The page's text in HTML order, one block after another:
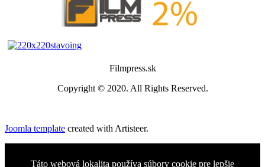
Filmpress.sk
Copyright © 2020. All Rights Reserved.
Joomla template created with Artisteer.
Táto webová lokalita používa súbory cookie pre lepšie